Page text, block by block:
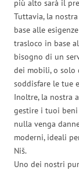
più alto sarà il
Tuttavia, la
base alle
trasloco in base
bisogno di un
dei mobili, o solo
soddisfare le tue
Inoltre, la nostra
gestire i tuoi beni
nulla venga
moderni, ideali
Niš.
Uno dei nostri